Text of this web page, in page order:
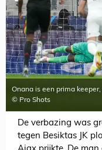
Onana is een prima
© Pro Shots
De verbazing was
tegen Besiktas JK